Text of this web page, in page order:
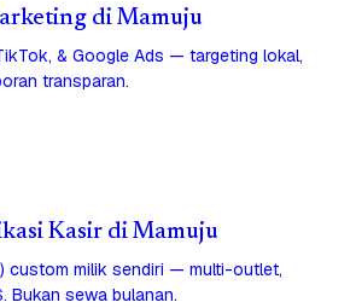
di Mamuju
& Google Ads — targeting lokal,
transparan.
Kasir di Mamuju
custom milik sendiri — multi-outlet,
Bukan sewa bulanan.